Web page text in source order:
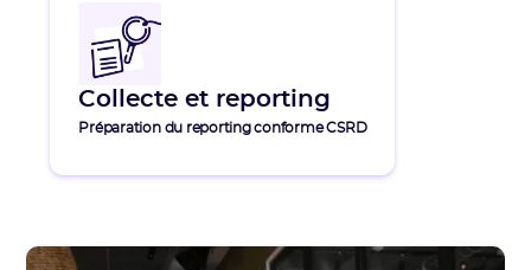
Collecte et reporting
Préparation du reporting conforme CSRD